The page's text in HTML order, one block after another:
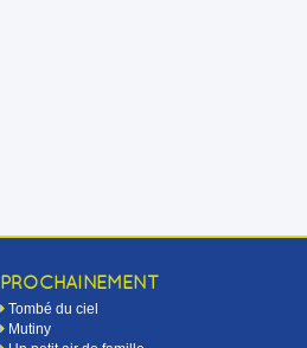
PROCHAINEMENT
Tombé du ciel
Mutiny